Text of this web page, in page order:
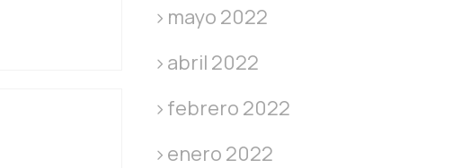
mayo 2022
abril 2022
febrero 2022
enero 2022